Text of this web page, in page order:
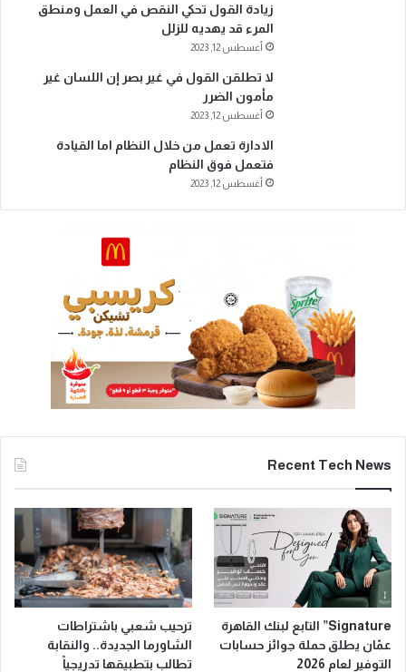
زيادة القول تحكي النقص في العمل ومنطق
المرء قد يهديه للزلل
أغسطس 12, 2023
لا تطلقن القول في غير بصر إن اللسان غير
مأمون الضرر
أغسطس 12, 2023
الادارة تعمل من خلال النظام اما القيادة
فتعمل فوق النظام
أغسطس 12, 2023
Recent Tech News
Signature” التابع لبنك القاهرة
عمّان يطلق حملة جوائز حسابات
التوفير لعام 2026
ترحيب شعبي باشتراطات
الشاورما الجديدة.. والنقابة
تطالب بتطبيقها تدريجياً